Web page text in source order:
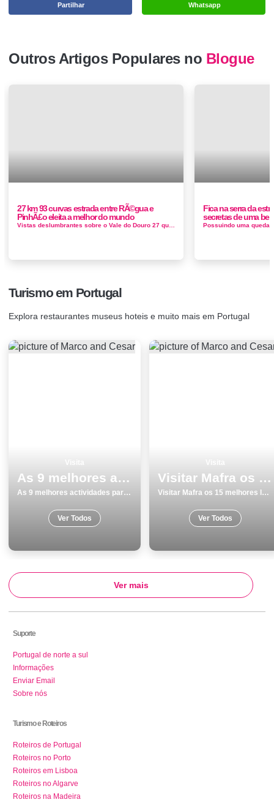
Whatsapp
Partilhar
Outros Artigos Populares no Blogue
27 km 93 curvas estrada entre RÃ©gua e
PinhÃ£o eleita a melhor do mundo
Fica na serra da
secretas de uma
Turismo em Portugal
Explora restaurantes museus hoteis e muito mais em Portugal
As 9 melhores actividades para fazer e visitar em Evora
As 9 melhores actividades para fazer e visitar em Evora
Ver Todos
Visitar Mafra os 15 melhores locais para conhecer
Visitar Mafra os 15 melhores locais para conhecer
Ver Todos
Ver mais
Suporte
Portugal de norte a sul
Informações
Enviar Email
Sobre nós
Turismo e Roteiros
Roteiros de Portugal
Roteiros no Porto
Roteiros em Lisboa
Roteiros no Algarve
Roteiros na Madeira